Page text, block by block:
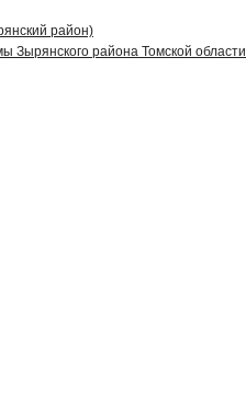
район)
Зырянского района Томской области